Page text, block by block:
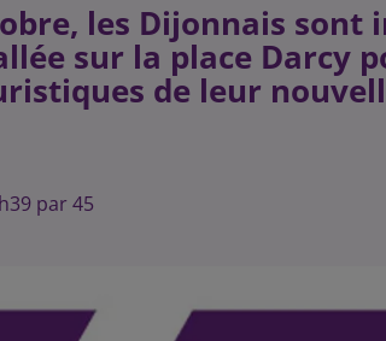
les Dijonnais
sur la place Darcy
de leur
par 45